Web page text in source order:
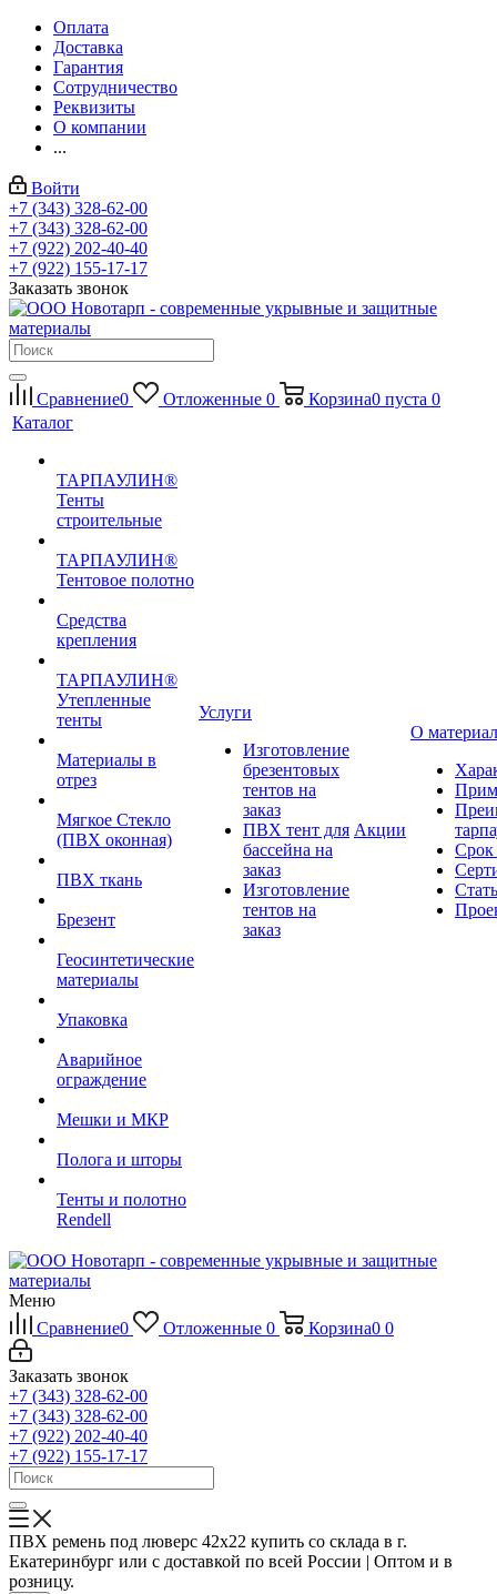
Оплата
Доставка
Гарантия
Сотрудничество
Реквизиты
О компании
...
Войти
+7 (343) 328-62-00
+7 (343) 328-62-00
+7 (922) 202-40-40
+7 (922) 155-17-17
Заказать звонок
Сравнение0 Отложенные 0 Корзина0 пуста 0
Каталог
ТАРПАУЛИН®
Тенты
строительные
ТАРПАУЛИН®
Тентовое полотно
Средства
крепления
ТАРПАУЛИН®
Утепленные
тенты
Материалы в
отрез
Мягкое Стекло
(ПВХ оконная)
ПВХ ткань
Брезент
Геосинтетические
материалы
Упаковка
Аварийное
ограждение
Мешки и МКР
Полога и шторы
Тенты и полотно
Rendell
Услуги
Изготовление
брезентовых
тентов на
заказ
ПВХ тент для
бассейна на
заказ
Изготовление
тентов на
заказ
Акции
О
Меню
Сравнение0 Отложенные 0 Корзина0 0
Заказать звонок
+7 (343) 328-62-00
+7 (343) 328-62-00
+7 (922) 202-40-40
+7 (922) 155-17-17
ПВХ ремень под люверс 42x22 купить со склада в г.
Екатеринбург или с доставкой по всей России | Оптом и в
розницу.